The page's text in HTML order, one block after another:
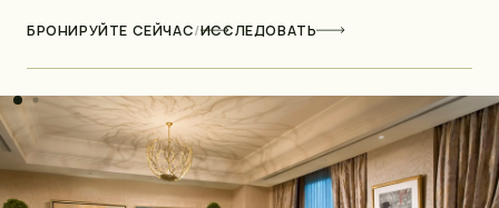
БРОНИРУЙТЕ СЕЙЧАС/ИССЛЕДОВАТЬ